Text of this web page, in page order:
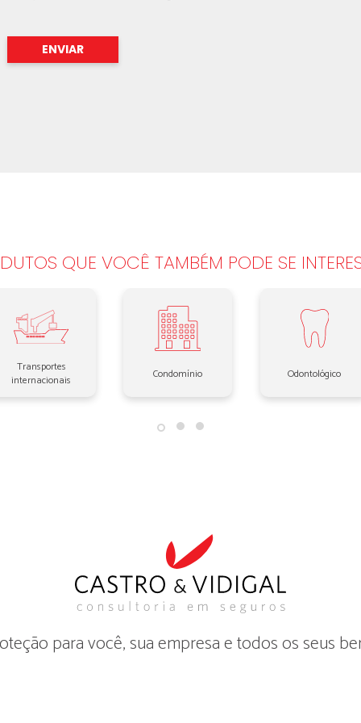
QUE VOCÊ TAMBÉM PODE SE
Transportes
internacionais
Condomínio Odontológico
para você, sua empresa e todos os seus